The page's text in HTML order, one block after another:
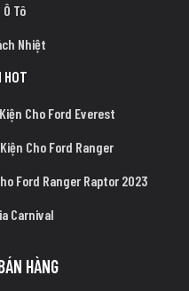
Tô
Nhiệt
HOT
Cho Ford Everest
Cho Ford Ranger
Ford Ranger Raptor 2023
Carnival
HÀNG